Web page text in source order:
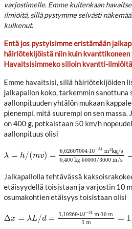
varjostimelle. Emme kuitenkaan
ilmiöitä, sillä pystymme selvästi
kulkenut.
Entä jos pystyisimme eristämään
häiriötekijöistä niin kuin kvanttikoneen
Havaitsisimmeko silloin kvantti-
Emme havaitsisi, sillä häiriötekijöiden
jalkapallon koko, tarkemmin sanottuna
aallonpituuden yhtälön mukaan
pienempi, mitä suurempi on sen massa.
on 400 g, potkaistaan 50 km/h
aallonpituus olisi
λ = h/(mv) = 6,62607004⋅10−34 m2kg/s
0,400 kg⋅50000/3600 m/s
λ=h/ (mv)=6,62607004⋅10−34m2kg/ s
Jalkapallolla tehtävässä
etäisyydellä toisistaan ja varjostin 10
osumakohtien etäisyys toisistaan olisi
Δx = λL/d = 1 ,19269⋅10−34 m⋅10 m
1 m = 1
Δx= λL /d=1,19269⋅10−34m⋅10m 1m =